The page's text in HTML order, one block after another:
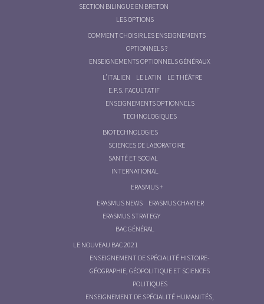
SECTION BILINGUE EN BRETON
LES OPTIONS
COMMENT CHOISIR LES ENSEIGNEMENTS
OPTIONNELS ?
ENSEIGNEMENTS OPTIONNELS GÉNÉRAUX
L’ITALIEN
LE LATIN
LE THÉÂTRE
E.P.S. FACULTATIF
ENSEIGNEMENTS OPTIONNELS
TECHNOLOGIQUES
BIOTECHNOLOGIES
SCIENCES DE LABORATOIRE
SANTÉ ET SOCIAL
INTERNATIONAL
ERASMUS +
ERASMUS NEWS
ERASMUS CHARTER
ERASMUS STRATEGY
BAC GÉNÉRAL
LE NOUVEAU BAC 2021
ENSEIGNEMENT DE SPÉCIALITÉ HISTOIRE-
GÉOGRAPHIE, GÉOPOLITIQUE ET SCIENCES
POLITIQUES
ENSEIGNEMENT DE SPÉCIALITÉ HUMANITÉS,